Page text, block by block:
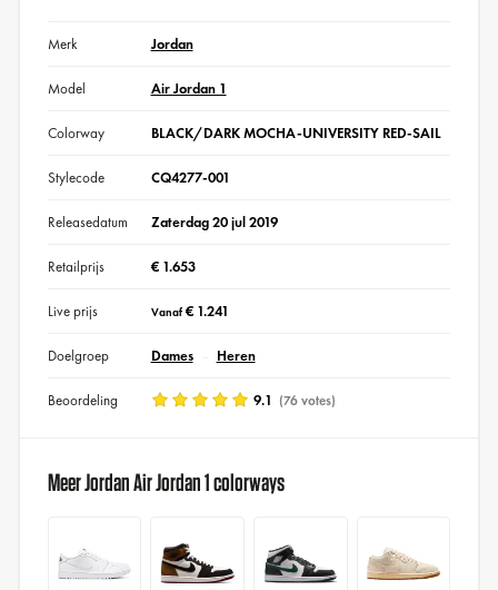
Merk Jordan
Model Air Jordan 1
Colorway BLACK/DARK MOCHA-UNIVERSITY RED-SAIL
Stylecode CQ4277-001
Releasedatum Zaterdag 20 jul 2019
Retailprijs € 1.653
Live prijs Vanaf€ 1.241
Doelgroep Dames Heren
Beoordeling 9.1 (76 votes)
Meer Jordan Air Jordan 1 colorways